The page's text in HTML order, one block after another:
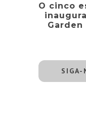
O cinco
Garden
SIGA-